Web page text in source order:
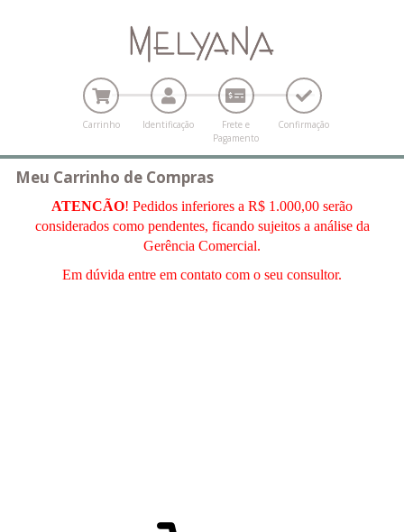
Carrinho Identificação
Frete e
Pagamento
Confirmação
Meu Carrinho de Compras
ATENCÃO! Pedidos inferiores a R$ 1.000,00 serão
considerados como pendentes, ficando sujeitos a análise da
Gerência Comercial.
Em dúvida entre em contato com o seu consultor.